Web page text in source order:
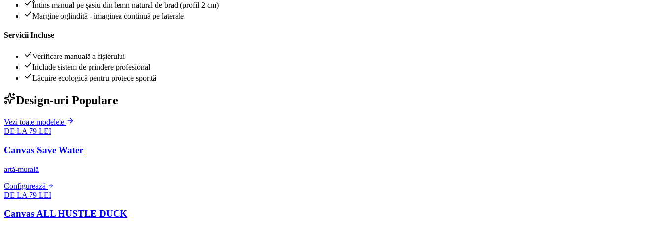
Întins manual pe șasiu din lemn natural de brad (profil 2 cm)
Margine oglindită - imaginea continuă pe laterale
Servicii Incluse
Verificare manuală a fișierului
Include sistem de prindere profesional
Lăcuire ecologică pentru protece sporită
Design-uri Populare
Vezi toate modelele
DE LA 79 LEI
Canvas Save Water
artă-murală
Configurează
DE LA 79 LEI
Canvas ALL HUSTLE DUCK